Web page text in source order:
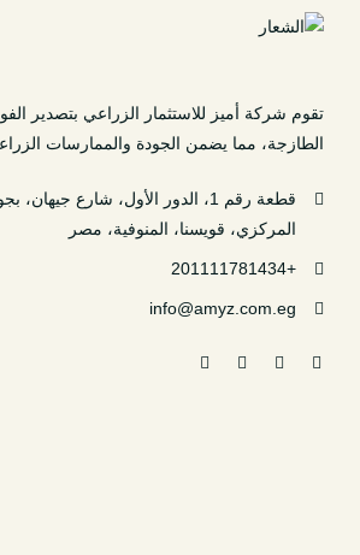
تقوم شركة أميز للاستثمار الزراعي بتصدير
الطازجة، مما يضمن الجودة والممارسات
قطعة رقم 1، الدور الأول، شارع
المركزي، قويسنا، المنوفية، مصر
+201111781434
info@amyz.com.eg